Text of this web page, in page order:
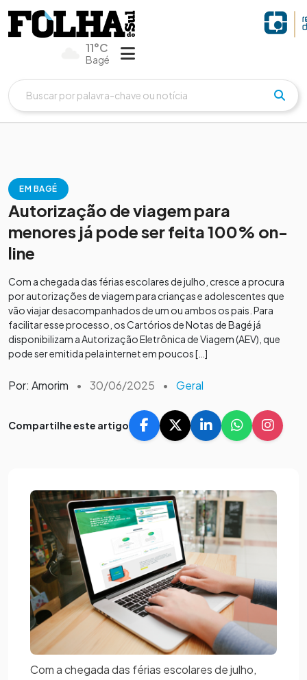
11°C
Bagé
EM BAGÉ
Autorização de viagem para
menores já pode ser feita 100% on-
line
Com a chegada das férias escolares de julho, cresce a procura
por autorizações de viagem para crianças e adolescentes que
vão viajar desacompanhados de um ou ambos os pais. Para
facilitar esse processo, os Cartórios de Notas de Bagé já
disponibilizam a Autorização Eletrônica de Viagem (AEV), que
pode ser emitida pela internet em poucos […]
Por: Amorim • 30/06/2025 • Geral
Compartilhe este artigo
Com a chegada das férias escolares de julho,